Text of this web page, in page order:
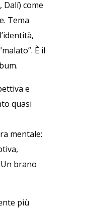
Dalí) come
Tema
È il
e
quasi
mentale:
brano
più